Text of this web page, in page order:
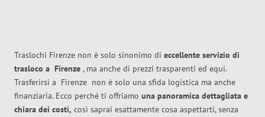
Traslochi Firenze non è solo sinonimo di eccellente servizio di
trasloco a Firenze , ma anche di prezzi trasparenti ed equi.
Trasferirsi a Firenze non è solo una sfida logistica ma anche
finanziaria. Ecco perché ti offriamo una panoramica dettagliata e
chiara dei costi, così saprai esattamente cosa aspettarti, senza